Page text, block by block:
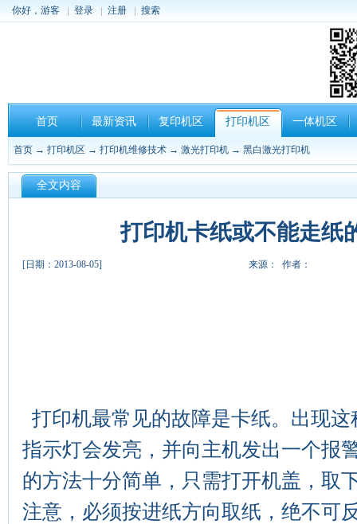
你好，游客 登录 注册 搜索
首页 最新资讯 复印机区 打印机区 一体机区
首页 → 打印机区 → 打印机维修技术 → 激光打印机 → 黑白激光打印机
全文内容
打印机卡纸或不能走纸
[日期：2013-08-05] 来源： 作者：
打印机最常见的故障是卡纸。出现
指示灯会发亮，并向主机发出一个报
的方法十分简单，只需打开机盖，取
注意，必须按进纸方向取纸，绝不可